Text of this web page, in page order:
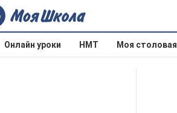
Онлайн уроки НМТ Моя столовая